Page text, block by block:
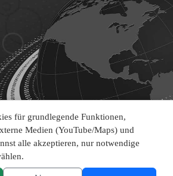
für grundlegende Funktionen,
Medien (YouTube/Maps) und
alle akzeptieren, nur notwendige